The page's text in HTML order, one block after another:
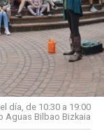
día, de 10:30 a 19:00
Aguas Bilbao Bizkaia